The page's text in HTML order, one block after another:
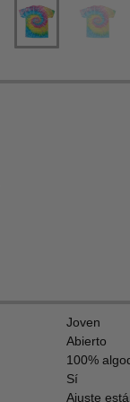
Joven
Abierto
100%
Sí
Ajuste